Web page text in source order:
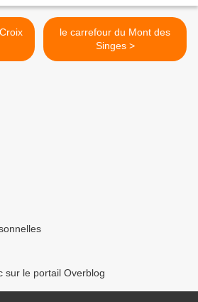
le carrefour du Mont des
Singes >
sur le portail Overblog